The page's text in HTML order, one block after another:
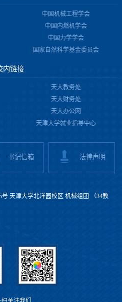
中国机械工程学会
中国内燃机学会
中国力学学会
国家自然科学基金委员会
内链接
天大教务处
天大财务处
天大办公网
天津大学就业指导中心
书记信箱 法律声明
天津大学北洋园校区 机械组团 （34教